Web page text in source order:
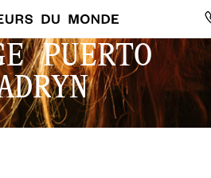
PUERTO